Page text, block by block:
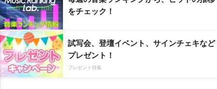
をチェック！
試写会、登壇イベント、サインチェキなど
プレゼント！
プレゼント特集